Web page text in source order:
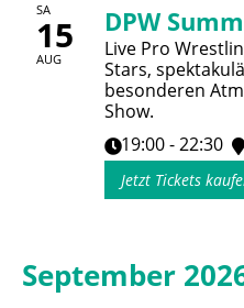
SA
15
AUG
DPW
Live Pro
Stars,
besonderen
Show.
19:00 - 22:30
Jetzt Tickets
September